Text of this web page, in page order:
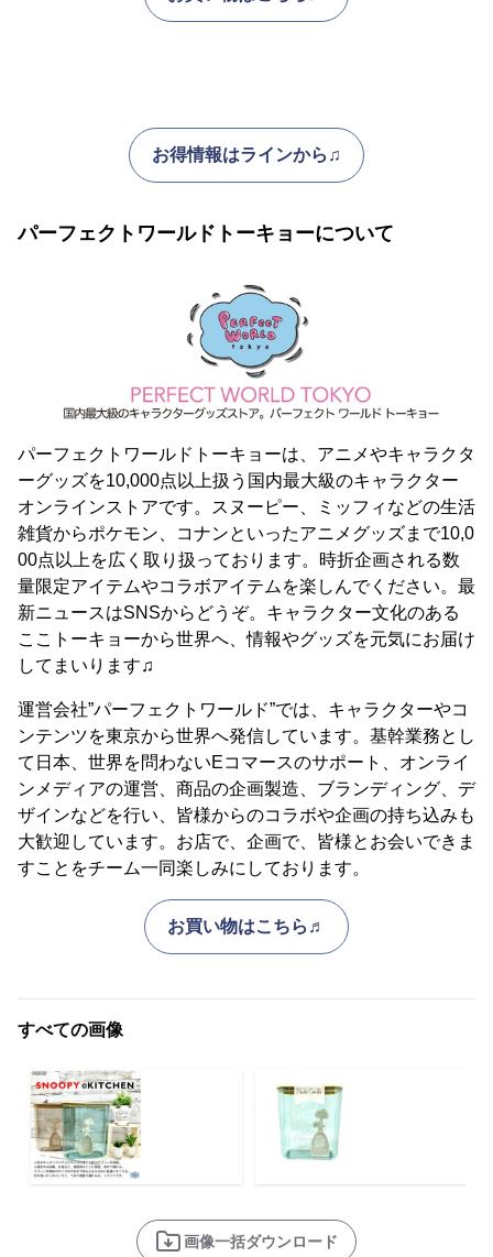
お得情報はラインから♫
パーフェクトワールドトーキョーについて
パーフェクトワールドトーキョーは、アニメやキャラクタ
ーグッズを10,000点以上扱う国内最大級のキャラクター
オンラインストアです。スヌーピー、ミッフィなどの生活
雑貨からポケモン、コナンといったアニメグッズまで10,0
00点以上を広く取り扱っております。時折企画される数
量限定アイテムやコラボアイテムを楽しんでください。最
新ニュースはSNSからどうぞ。キャラクター文化のある
ここトーキョーから世界へ、情報やグッズを元気にお届け
してまいります♫
運営会社”パーフェクトワールド”では、キャラクターやコ
ンテンツを東京から世界へ発信しています。基幹業務とし
て日本、世界を問わないEコマースのサポート、オンライ
ンメディアの運営、商品の企画製造、ブランディング、デ
ザインなどを行い、皆様からのコラボや企画の持ち込みも
大歓迎しています。お店で、企画で、皆様とお会いできま
すことをチーム一同楽しみにしております。
お買い物はこちら♬
すべての画像
画像一括ダウンロード